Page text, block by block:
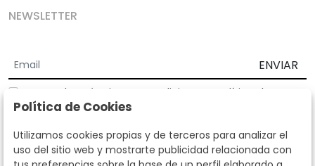
NEWSLETTER
ENVIAR
Acepto los Términos y Condiciones
Política de
privacidad
Según la LOPD y disposiciones de desarrollo, informamos que sus
datos personales serán tratados por parte de Subastas Segre con la
finalidad de gestionar la relación comercial. Puede ejercitar los
Política de Cookies
Utilizamos cookies propias y de terceros para analizar el
uso del sitio web y mostrarte publicidad relacionada con